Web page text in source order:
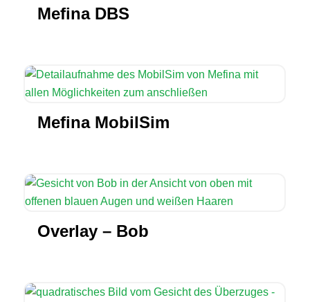
Mefina DBS
Mefina MobilSim
Overlay – Bob